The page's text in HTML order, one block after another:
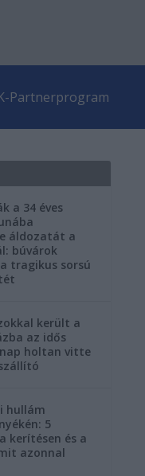
Partnerprogram
a 34 éves
áldozatát a
búvárok
tragikus sorsú
került a
az idős
holtan vitte
hullám
5
kerítésen és a
azonnal